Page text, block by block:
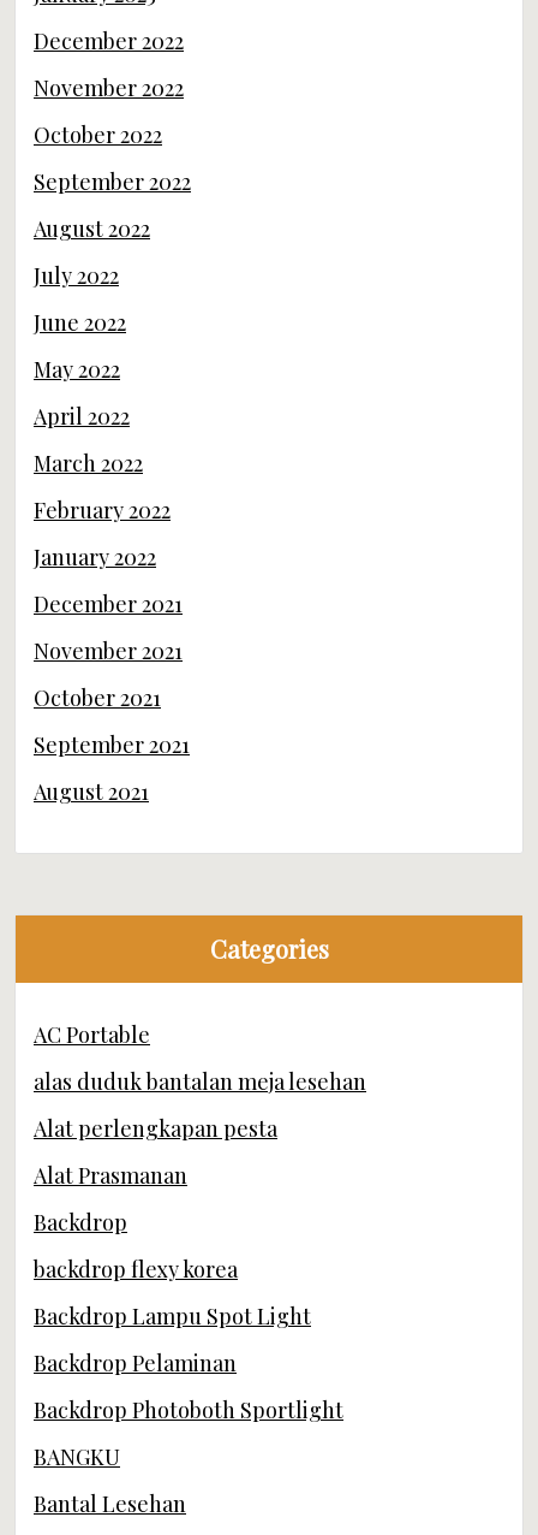
December 2022
November 2022
October 2022
September 2022
August 2022
July 2022
June 2022
May 2022
April 2022
March 2022
February 2022
January 2022
December 2021
November 2021
October 2021
September 2021
August 2021
Categories
AC Portable
alas duduk bantalan meja lesehan
Alat perlengkapan pesta
Alat Prasmanan
Backdrop
backdrop flexy korea
Backdrop Lampu Spot Light
Backdrop Pelaminan
Backdrop Photoboth Sportlight
BANGKU
Bantal Lesehan